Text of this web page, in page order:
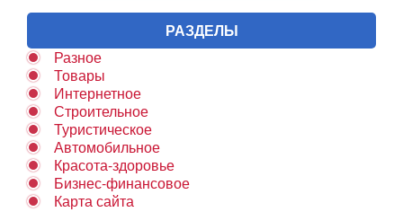
РАЗДЕЛЫ
Разное
Товары
Интернетное
Строительное
Туристическое
Автомобильное
Красота-здоровье
Бизнес-финансовое
Карта сайта